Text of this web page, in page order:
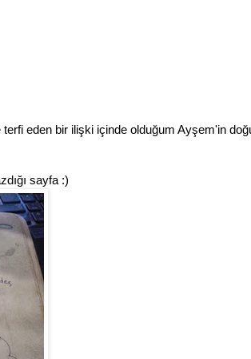
eden bir ilişki içinde olduğum Ayşem'in
sayfa :)